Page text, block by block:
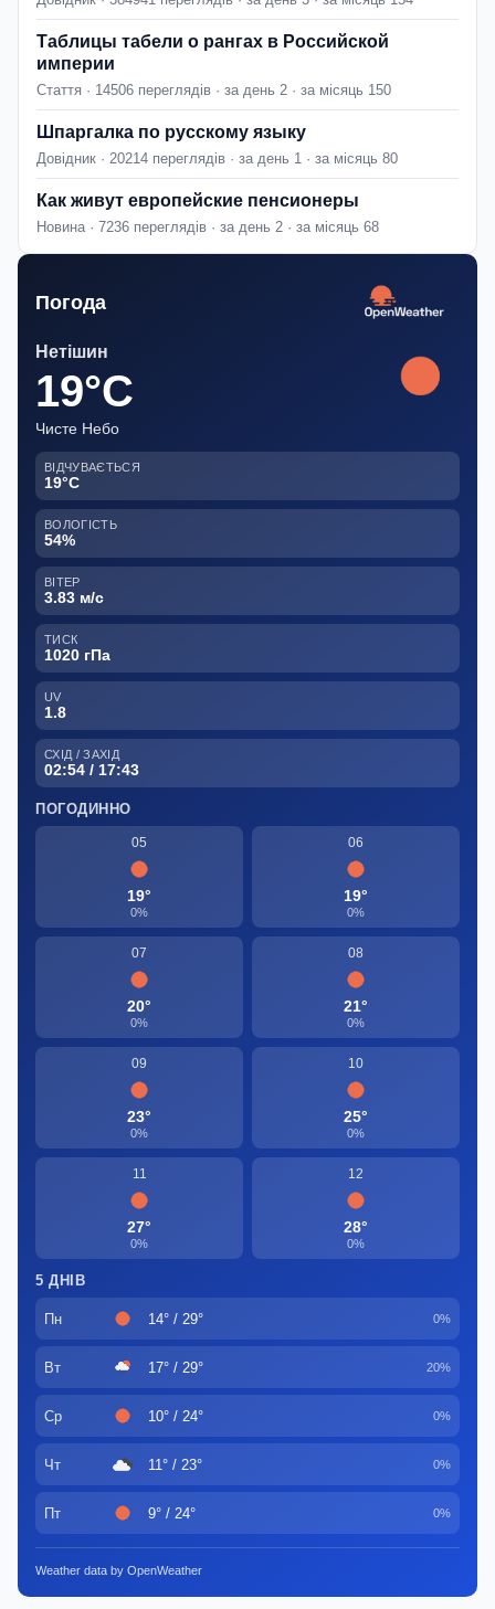
Таблицы табели о рангах в Российской
империи
Стаття · 14506 переглядів · за день 2 · за місяць 150
Шпаргалка по русскому языку
Довідник · 20214 переглядів · за день 1 · за місяць 80
Как живут европейские пенсионеры
Новина · 7236 переглядів · за день 2 · за місяць 68
Погода
Нетішин
19°C
Чисте Небо
ВІДЧУВАЄТЬСЯ
19°C
ВОЛОГІСТЬ
54%
ВІТЕР
3.83 м/с
ТИСК
1020 гПа
UV
1.8
СХІД / ЗАХІД
02:54 / 17:43
ПОГОДИННО
05
19°
0%
06
19°
0%
07
20°
0%
08
21°
0%
09
23°
0%
10
25°
0%
11
27°
0%
12
28°
0%
5 ДНІВ
Пн 14° / 29° 0%
Вт 17° / 29° 20%
Ср 10° / 24° 0%
Чт 11° / 23° 0%
Пт 9° / 24° 0%
Weather data by OpenWeather